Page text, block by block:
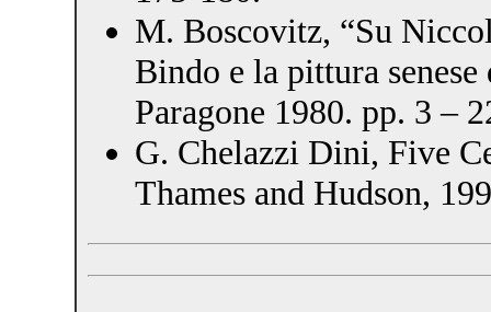
M. Boscovitz, “Su
Bindo e la pittura
Paragone 1980. pp. 3 –
G. Chelazzi Dini, Five
Thames and Hudson,